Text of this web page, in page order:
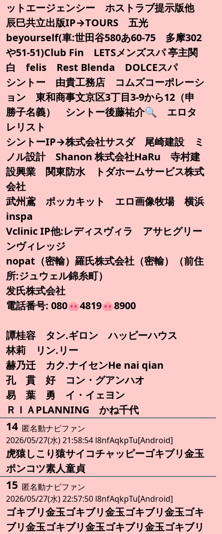
ットエージェンシー ホストラブ提示版他
辰巳共立出版IP→TOURS 五光
beyourself(車:世田谷580あ60-75 多摩302
や51-51)Club Fin LETSメンズスパ 亭主関
白 felis Rest Blenda DOLCEスパ
シントー 由貴工務店 コムズコーポレーシ
ョン 東和商事文京区3丁目3-9から12（申
勝子名義） シントー後藤祐介🔍️ エロタ
レリスト
シントーIP→株式会社サスダ 尾崎建設 ミ
ノル設計 Shanon 株式会社HaRu 寺村建
設興業 関東防水 トダホームサービス株式
会社
武州鳶 ポッカキット エロ画像牧場 横浜
inspa
Vclinic IP他:レディスヴィラ アサヒグリー
ンヴィレッジ
nopat（密輸）羅氏株式会社（密輸）（前住
所:ジュウェル錦糸町）
发氏株式会社
電話番号: 080🐽4819🐽8900
譚桂容 タン.ギロン ハッピーハウス
林莉 リン.リー
赫乃迁 カク.ナイセンHe nai qian
孔 貫 好 コン・グアンハオ
易 葉 勇 イ・イェヨン
ＲＩＡPLANNING かね千代
14 匿名動ナビファン
2026/05/27(水) 21:58:54 l8nfAqkpTu[Android]
虎猿しこり猿サイコチャッピーゴキブリ金玉
ポンコツ素人童貞
15 匿名動ナビファン
2026/05/27(水) 22:57:50 l8nfAqkpTu[Android]
ゴキブリ金玉ゴキブリ金玉ゴキブリ金玉ゴキ
ブリ金玉ゴキブリ金玉ゴキブリ金玉ゴキブリ